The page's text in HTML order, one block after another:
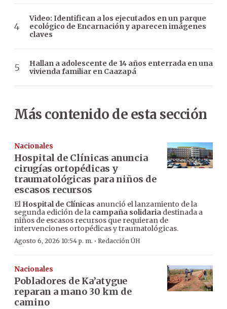
Video: Identifican a los ejecutados en un parque
ecológico de Encarnación y aparecen imágenes
claves
Hallan a adolescente de 14 años enterrada en una
vivienda familiar en Caazapá
Más contenido de esta sección
Nacionales
Hospital de Clínicas anuncia
cirugías ortopédicas y
traumatológicas para niños de
escasos recursos
El Hospital de Clínicas anunció el lanzamiento de la
segunda edición de la campaña solidaria destinada a
niños de escasos recursos que requieran de
intervenciones ortopédicas y traumatológicas.
Agosto 6, 2026 10:54 p. m. · Redacción ÚH
Nacionales
Pobladores de Ka’atygue
reparan a mano 30 km de
camino